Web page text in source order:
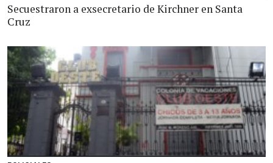
Secuestraron a exsecretario de Kirchner en Santa
Cruz